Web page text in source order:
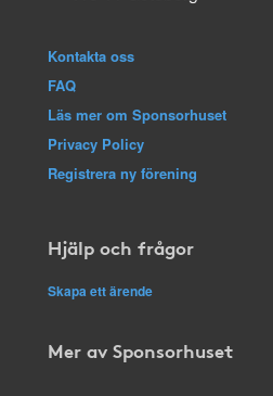
Kontakta oss
FAQ
Läs mer om Sponsorhuset
Privacy Policy
Registrera ny förening
Hjälp och frågor
Skapa ett ärende
Mer av Sponsorhuset